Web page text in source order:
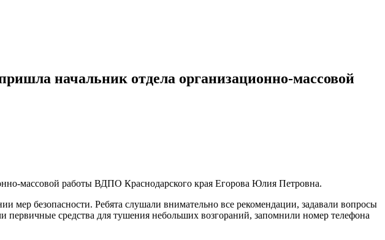
начальник отдела организационно-массовой
массовой работы ВДПО Краснодарского края Егорова Юлия Петровна.
безопасности. Ребята слушали внимательно все рекомендации, задавали вопросы
средства для тушения небольших возгораний, запомнили номер телефона